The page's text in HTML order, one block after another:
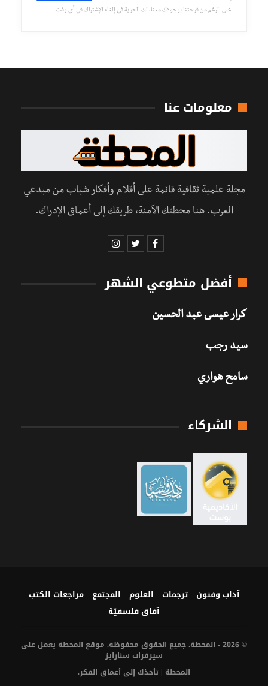
على الرغم من فرحتنا بوجودك معنا، لك الحرية في إلغاء الإشتراك في أي وقت.
معلومات عنا
مجلة علمية ثقافية قائمة على أقلام وأفكار شباب من مبدعي
العرب. هنا محطتك الآمنة، طريقك إلى أعماق الإدراك.
أفضل متطوعي الشهر
كرار عيسى عبد الحسين
سيد رجب
سامح هواري
الشركاء
آداب وفنون ترجمات العلوم المجتمع
مراجعات الكتب
آفاق فلسفيّة‎
© 2026 - المحطة. جميع الحقوق محفوظة. موقع المحطة يعمل على
سيرفرات سنارايز
المحطة | تأخذك إلى أعماق الفكر.